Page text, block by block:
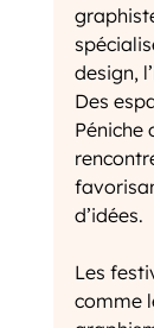
design,
Des
Péniche
d’idées.
Les
comme